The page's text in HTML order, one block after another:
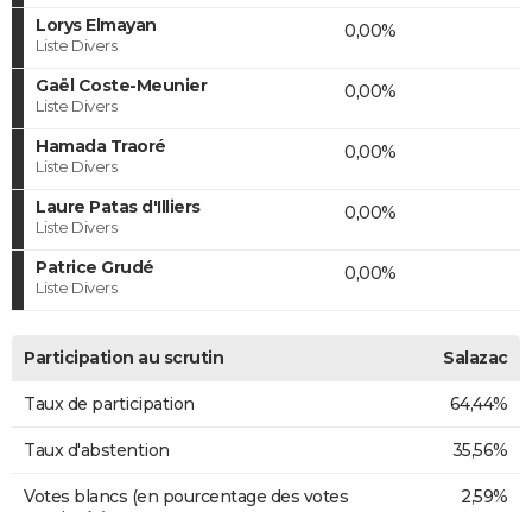
Lorys Elmayan
Liste Divers
0,00%
Gaël Coste-Meunier
Liste Divers
0,00%
Hamada Traoré
Liste Divers
0,00%
Laure Patas d'Illiers
Liste Divers
0,00%
Patrice Grudé
Liste Divers
0,00%
Participation au scrutin Salazac
Taux de participation 64,44%
Taux d'abstention 35,56%
Votes blancs (en pourcentage des votes
2,59%